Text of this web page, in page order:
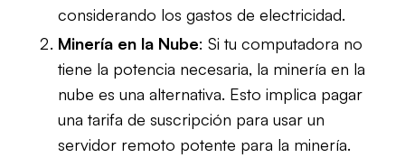
considerando los gastos de electricidad.
Minería en la Nube: Si tu computadora no
tiene la potencia necesaria, la minería en la
nube es una alternativa. Esto implica pagar
una tarifa de suscripción para usar un
servidor remoto potente para la minería.